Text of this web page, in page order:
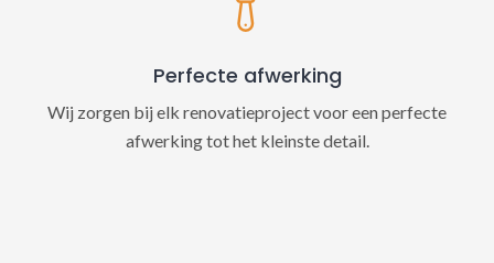
Perfecte afwerking
Wij zorgen bij elk renovatieproject voor een perfecte
afwerking tot het kleinste detail.